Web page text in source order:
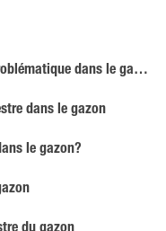
dans le gazon ?
dans le gazon
le gazon?